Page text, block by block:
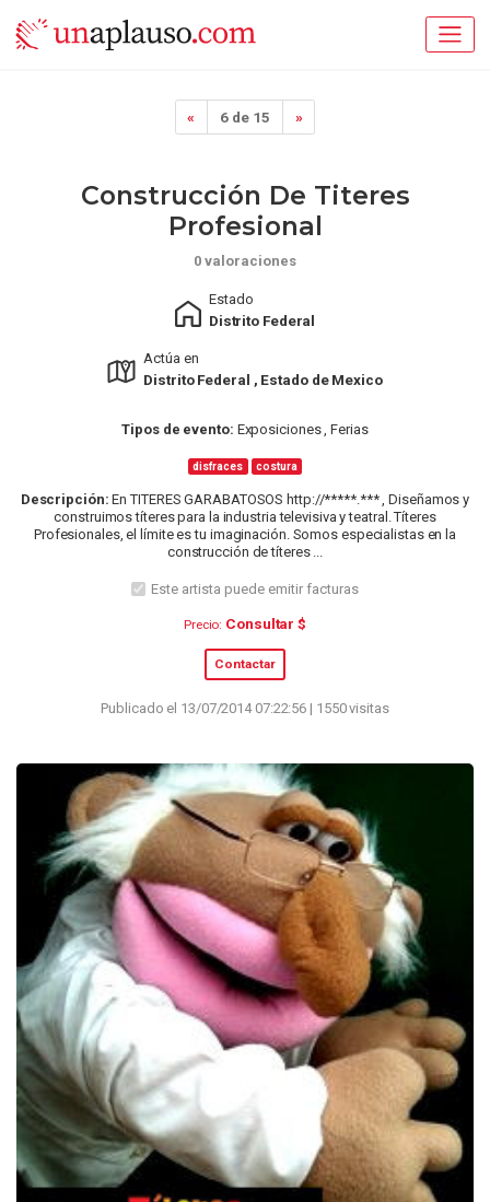
« 6 de 15 »
Construcción De Titeres
Profesional
0 valoraciones
Estado
Distrito Federal
Actúa en
Distrito Federal , Estado de Mexico
Tipos de evento: Exposiciones , Ferias
disfraces costura
Descripción: En TITERES GARABATOSOS http://*****.*** , Diseñamos y
construimos títeres para la industria televisiva y teatral. Títeres
Profesionales, el límite es tu imaginación. Somos especialistas en la
construcción de títeres ...
Este artista puede emitir facturas
Precio: Consultar $
Contactar
Publicado el 13/07/2014 07:22:56 | 1550 visitas